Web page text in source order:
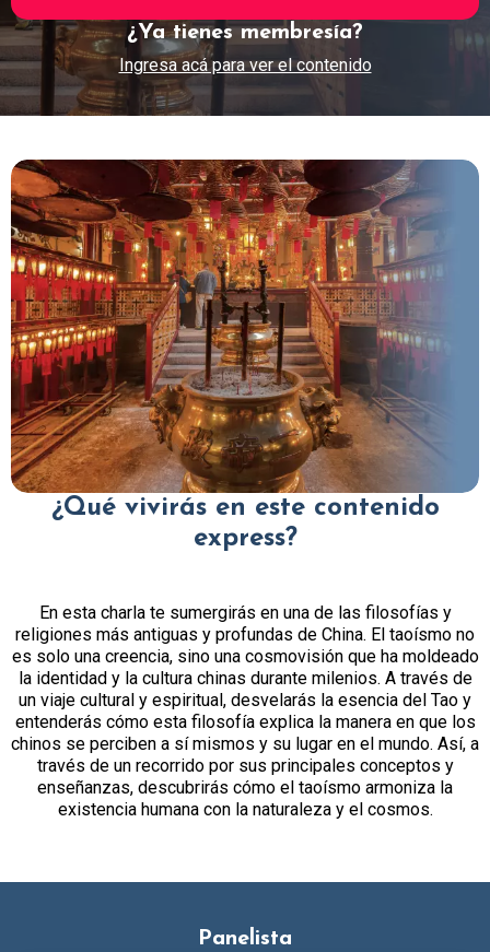
¿Ya tienes membresía?
Ingresa acá para ver el contenido
¿Qué vivirás en este contenido
express?
En esta charla te sumergirás en una de las filosofías y
religiones más antiguas y profundas de China. El taoísmo no
es solo una creencia, sino una cosmovisión que ha moldeado
la identidad y la cultura chinas durante milenios. A través de
un viaje cultural y espiritual, desvelarás la esencia del Tao y
entenderás cómo esta filosofía explica la manera en que los
chinos se perciben a sí mismos y su lugar en el mundo. Así, a
través de un recorrido por sus principales conceptos y
enseñanzas, descubrirás cómo el taoísmo armoniza la
existencia humana con la naturaleza y el cosmos.
Panelista